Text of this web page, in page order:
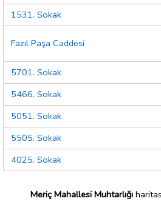
1531. Sokak
Fazıl Paşa Caddesi
5701. Sokak
5466. Sokak
5051. Sokak
5505. Sokak
4025. Sokak
Meriç Mahallesi Muhtarlığı